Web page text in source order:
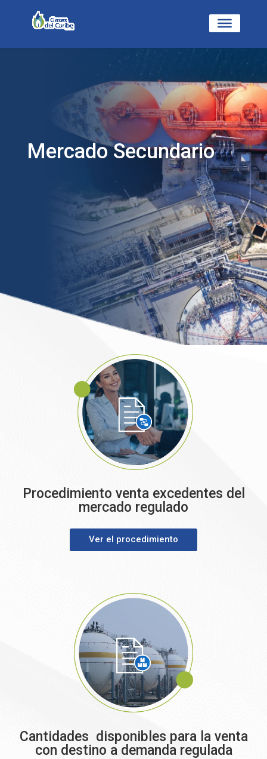
Mercado Secundario
Procedimiento venta excedentes del
mercado regulado
Ver el procedimiento
Cantidades disponibles para la venta
con destino a demanda regulada